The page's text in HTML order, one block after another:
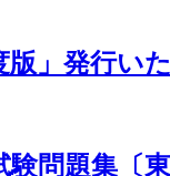
」発行いた
問題集〔